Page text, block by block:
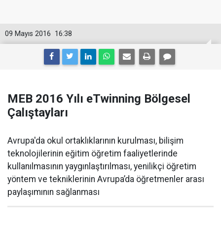
16:38
09 Mayıs 2016
MEB 2016 Yılı eTwinning Bölgesel
Çalıştayları
Avrupa'da okul ortaklıklarının kurulması, bilişim
teknolojilerinin eğitim öğretim faaliyetlerinde
kullanılmasının yaygınlaştırılması, yenilikçi öğretim
yöntem ve tekniklerinin Avrupa’da öğretmenler arası
paylaşımının sağlanması